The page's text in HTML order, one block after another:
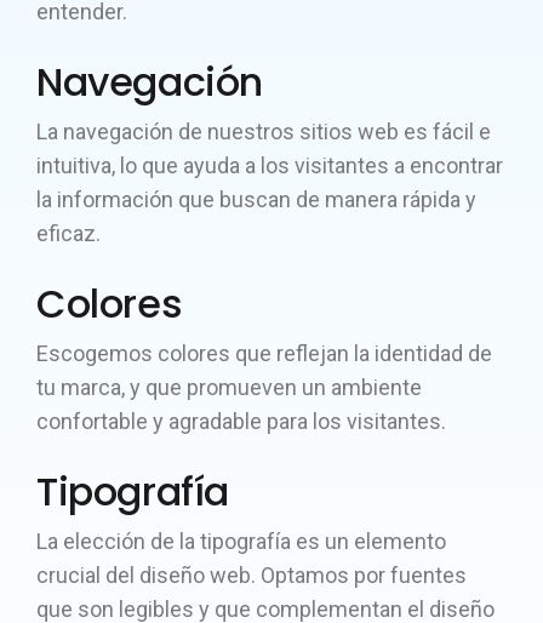
entender.
Navegación
La navegación de nuestros sitios web es fácil e
intuitiva, lo que ayuda a los visitantes a encontrar
la información que buscan de manera rápida y
eficaz.
Colores
Escogemos colores que reflejan la identidad de
tu marca, y que promueven un ambiente
confortable y agradable para los visitantes.
Tipografía
La elección de la tipografía es un elemento
crucial del diseño web. Optamos por fuentes
que son legibles y que complementan el diseño